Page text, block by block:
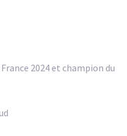
2024 et champion du